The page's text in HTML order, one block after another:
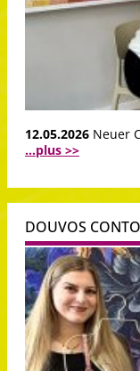
12.05.2026 Neuer
...plus >>
DOUVOS